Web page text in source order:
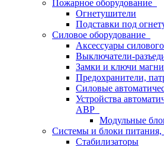
Пожарное оборудование
Огнетушители
Подставки под
Силовое оборудование
Аксессуары
Выключатели-
Замки и ключи
Предохранители,
Силовые
Устройства
АВР
Модульные
Системы и блоки
Стабилизаторы